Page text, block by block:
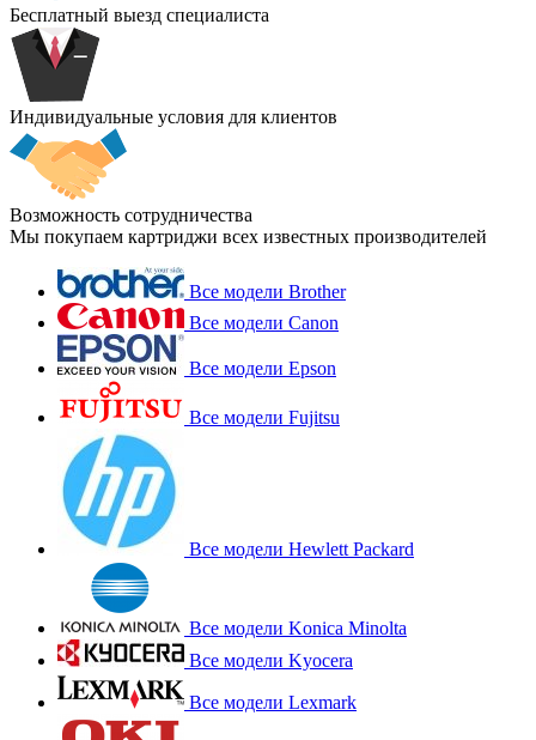
Бесплатный выезд специалиста
Индивидуальные условия для клиентов
Возможность сотрудничества
Мы покупаем картриджи всех известных производителей
Все модели Brother
Все модели Canon
Все модели Epson
Все модели Fujitsu
Все модели Hewlett Packard
Все модели Konica Minolta
Все модели Kyocera
Все модели Lexmark